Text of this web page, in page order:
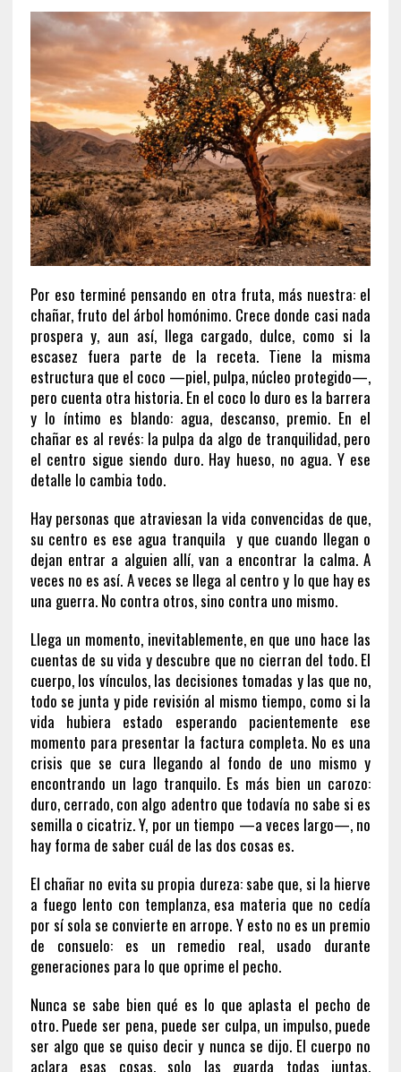
Por eso terminé pensando en otra fruta, más nuestra: el
chañar, fruto del árbol homónimo. Crece donde casi nada
prospera y, aun así, llega cargado, dulce, como si la
escasez fuera parte de la receta. Tiene la misma
estructura que el coco —piel, pulpa, núcleo protegido—,
pero cuenta otra historia. En el coco lo duro es la barrera
y lo íntimo es blando: agua, descanso, premio. En el
chañar es al revés: la pulpa da algo de tranquilidad, pero
el centro sigue siendo duro. Hay hueso, no agua. Y ese
detalle lo cambia todo.
Hay personas que atraviesan la vida convencidas de que,
su centro es ese agua tranquila y que cuando llegan o
dejan entrar a alguien allí, van a encontrar la calma. A
veces no es así. A veces se llega al centro y lo que hay es
una guerra. No contra otros, sino contra uno mismo.
Llega un momento, inevitablemente, en que uno hace las
cuentas de su vida y descubre que no cierran del todo. El
cuerpo, los vínculos, las decisiones tomadas y las que no,
todo se junta y pide revisión al mismo tiempo, como si la
vida hubiera estado esperando pacientemente ese
momento para presentar la factura completa. No es una
crisis que se cura llegando al fondo de uno mismo y
encontrando un lago tranquilo. Es más bien un carozo:
duro, cerrado, con algo adentro que todavía no sabe si es
semilla o cicatriz. Y, por un tiempo —a veces largo—, no
hay forma de saber cuál de las dos cosas es.
El chañar no evita su propia dureza: sabe que, si la hierve
a fuego lento con templanza, esa materia que no cedía
por sí sola se convierte en arrope. Y esto no es un premio
de consuelo: es un remedio real, usado durante
generaciones para lo que oprime el pecho.
Nunca se sabe bien qué es lo que aplasta el pecho de
otro. Puede ser pena, puede ser culpa, un impulso, puede
ser algo que se quiso decir y nunca se dijo. El cuerpo no
aclara esas cosas, solo las guarda todas juntas,